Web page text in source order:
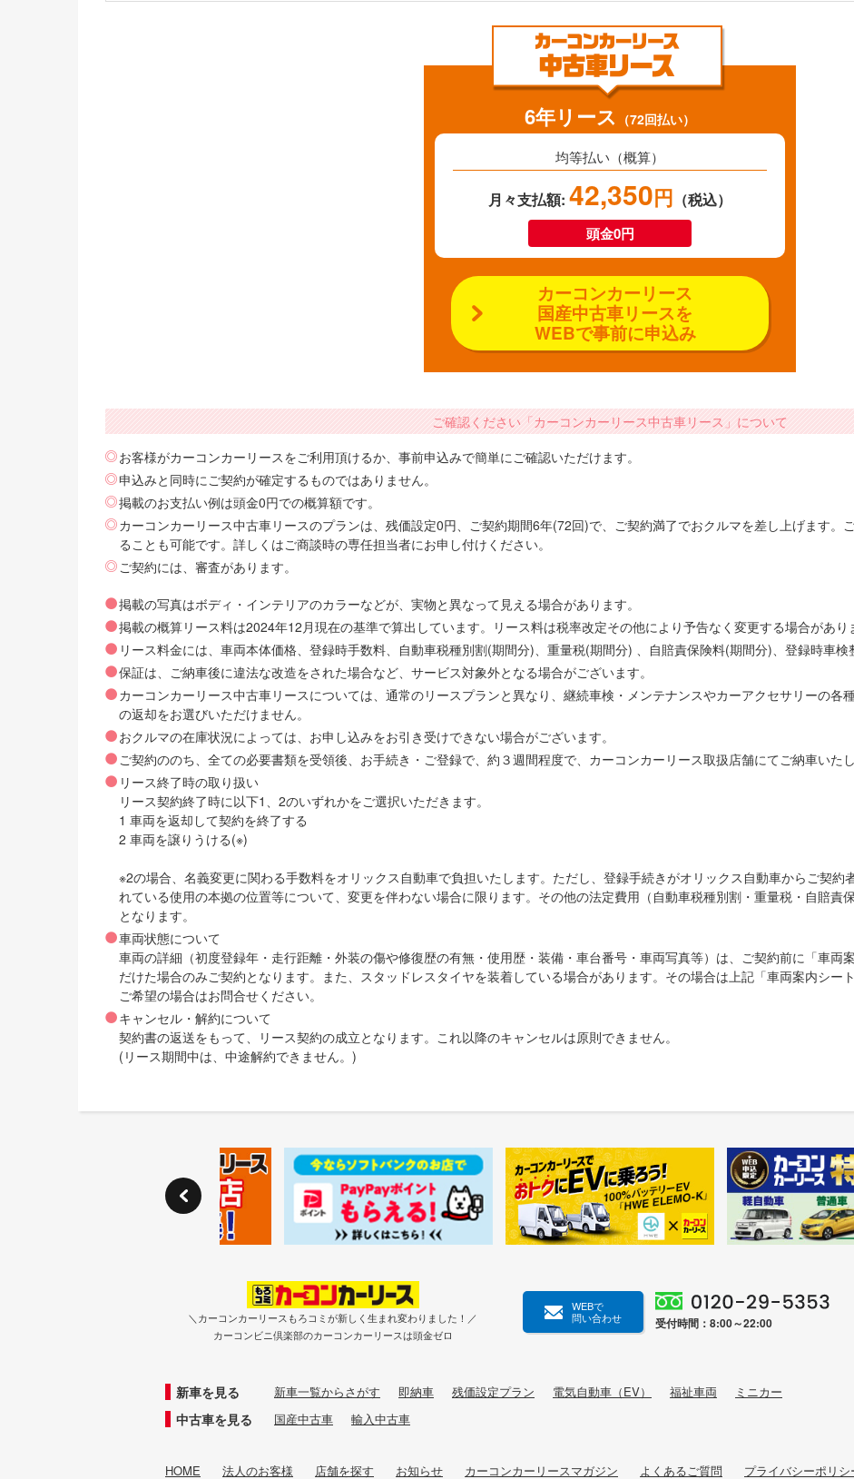
6年リース （72回払い）
均等払い（概算）
月々支払額: 42,350円 （税込）
頭金0円
カーコンカーリース
国産中古車リースを
WEBで事前に申込み
ご確認ください「カーコンカーリース中古車リース」について
お客様がカーコンカーリースをご利用頂けるか、事前申込みで簡単にご確認いただけます。
申込みと同時にご契約が確定するものではありません。
掲載のお支払い例は頭金0円での概算額です。
カーコンカーリース中古車リースのプランは、残価設定0円、ご契約期間6年(72回)で、ご契約満了でおクルマを差し上げます。
ることも可能です。詳しくはご商談時の専任担当者にお申し付けください。
ご契約には、審査があります。
掲載の写真はボディ・インテリアのカラーなどが、実物と異なって見える場合があります。
掲載の概算リース料は2024年12月現在の基準で算出しています。リース料は税率改定その他により予告なく変更する場合があり
リース料金には、車両本体価格、登録時手数料、自動車税種別割(期間分)、重量税(期間分) 、自賠責保険料(期間分)、登録時車検
保証は、ご納車後に違法な改造をされた場合など、サービス対象外となる場合がございます。
カーコンカーリース中古車リースについては、通常のリースプランと異なり、継続車検・メンテナンスやカーアクセサリーの各
の返却をお選びいただけません。
おクルマの在庫状況によっては、お申し込みをお引き受けできない場合がございます。
ご契約ののち、全ての必要書類を受領後、お手続き・ご登録で、約３週間程度で、カーコンカーリース取扱店舗にてご納車いたし
リース終了時の取り扱い
リース契約終了時に以下1、2のいずれかをご選択いただきます。
1 車両を返却して契約を終了する
2 車両を譲りうける(※)
※2の場合、名義変更に関わる手数料をオリックス自動車で負担いたします。ただし、登録手続きがオリックス自動車からご契約
れている使用の本拠の位置等について、変更を伴わない場合に限ります。その他の法定費用（自動車税種別割・重量税・自賠責
となります。
車両状態について
車両の詳細（初度登録年・走行距離・外装の傷や修復歴の有無・使用歴・装備・車台番号・車両写真等）は、ご契約前に「車両
だけた場合のみご契約となります。また、スタッドレスタイヤを装着している場合があります。その場合は上記「車両案内シー
ご希望の場合はお問合せください。
キャンセル・解約について
契約書の返送をもって、リース契約の成立となります。これ以降のキャンセルは原則できません。
(リース期間中は、中途解約できません。)
＼カーコンカーリースもろコミが新しく生まれ変わりました！／
カーコンビニ倶楽部のカーコンカーリースは頭金ゼロ
WEBで
問い合わせ
受付時間：8:00～22:00
新車を見る 新車一覧からさがす 即納車 残価設定プラン 電気自動車（EV） 福祉車両 ミニカー
中古車を見る 国産中古車 輸入中古車
HOME 法人のお客様 店舗を探す お知らせ カーコンカーリースマガジン よくあるご質問 プライバシーポリシ